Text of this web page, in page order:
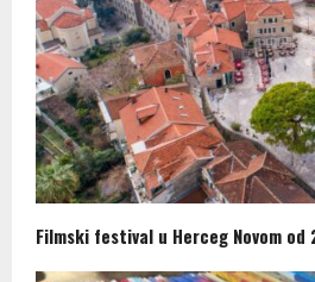
Filmski festival u Herceg Novom od